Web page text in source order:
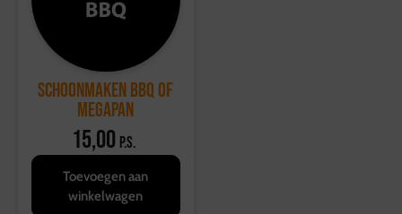
Schoonmaken BBQ of
Megapan
15,00 p.s.
Toevoegen aan
winkelwagen